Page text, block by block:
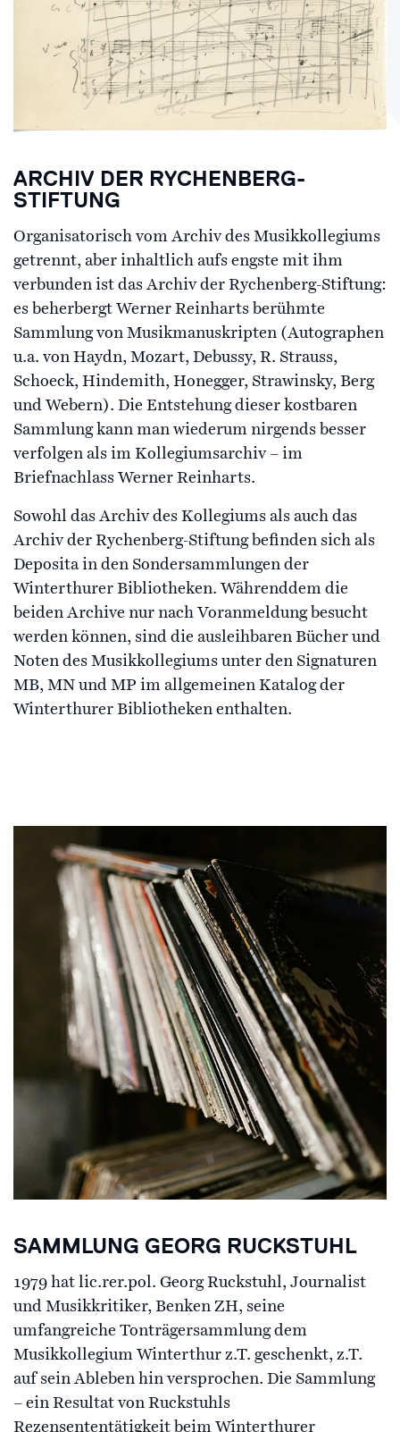
ARCHIV DER RYCHENBERG-
STIFTUNG
Organisatorisch vom Archiv des Musikkollegiums
getrennt, aber inhaltlich aufs engste mit ihm
verbunden ist das Archiv der Rychenberg-Stiftung:
es beherbergt Werner Reinharts berühmte
Sammlung von Musikmanuskripten (Autographen
u.a. von Haydn, Mozart, Debussy, R. Strauss,
Schoeck, Hindemith, Honegger, Strawinsky, Berg
und Webern). Die Entstehung dieser kostbaren
Sammlung kann man wiederum nirgends besser
verfolgen als im Kollegiumsarchiv – im
Briefnachlass Werner Reinharts.
Sowohl das Archiv des Kollegiums als auch das
Archiv der Rychenberg-Stiftung befinden sich als
Deposita in den Sondersammlungen der
Winterthurer Bibliotheken. Währenddem die
beiden Archive nur nach Voranmeldung besucht
werden können, sind die ausleihbaren Bücher und
Noten des Musikkollegiums unter den Signaturen
MB, MN und MP im allgemeinen Katalog der
Winterthurer Bibliotheken enthalten.
SAMMLUNG GEORG RUCKSTUHL
1979 hat lic.rer.pol. Georg Ruckstuhl, Journalist
und Musikkritiker, Benken ZH, seine
umfangreiche Tonträgersammlung dem
Musikkollegium Winterthur z.T. geschenkt, z.T.
auf sein Ableben hin versprochen. Die Sammlung
– ein Resultat von Ruckstuhls
Rezensententätigkeit beim Winterthurer